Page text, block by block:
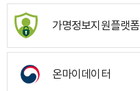
가명정보지원플랫폼
온마이데이터